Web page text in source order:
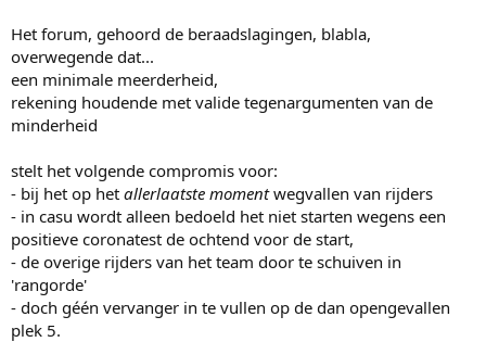
Het forum, gehoord de beraadslagingen, blabla,
overwegende dat...
een minimale meerderheid,
rekening houdende met valide tegenargumenten van de
minderheid
stelt het volgende compromis voor:
- bij het op het allerlaatste momentwegvallen van rijders
- in casu wordt alleen bedoeld het niet starten wegens een
positieve coronatest de ochtend voor de start,
- de overige rijders van het team door te schuiven in
'rangorde'
- doch géén vervanger in te vullen op de dan opengevallen
plek 5.